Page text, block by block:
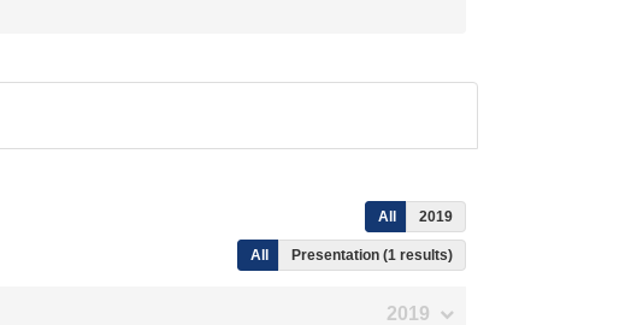
All 2019
All Presentation (1 results)
2019